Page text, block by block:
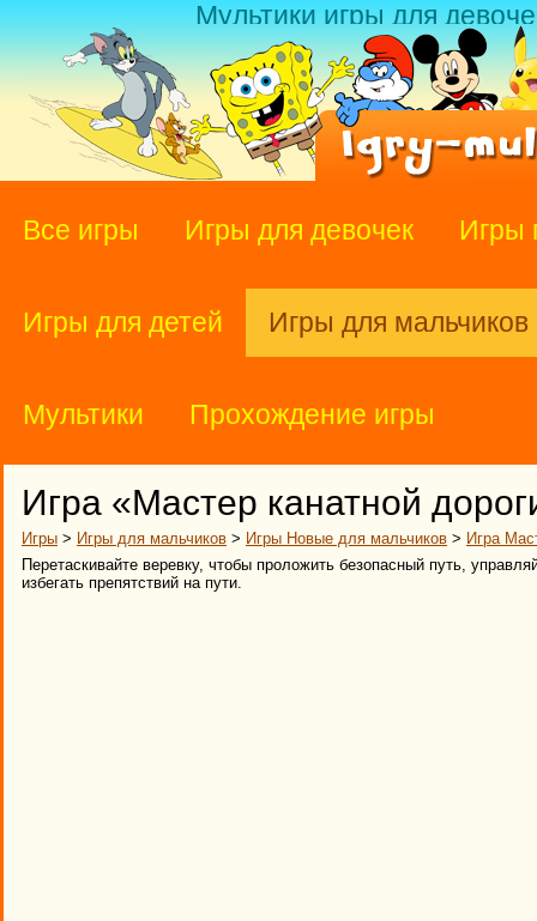
Мультики игры для
Все игры Игры для девочек Игры
Игры для детей Игры для мальчиков
Мультики Прохождение игры
Игра «Мастер канатной
Игры > Игры для мальчиков > Игры Новые для мальчиков > Игра
Перетаскивайте веревку, чтобы проложить безопасный путь,
избегать препятствий на пути.